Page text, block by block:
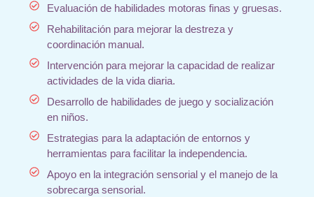
Evaluación de habilidades motoras finas y gruesas.
Rehabilitación para mejorar la destreza y
coordinación manual.
Intervención para mejorar la capacidad de realizar
actividades de la vida diaria.
Desarrollo de habilidades de juego y socialización
en niños.
Estrategias para la adaptación de entornos y
herramientas para facilitar la independencia.
Apoyo en la integración sensorial y el manejo de la
sobrecarga sensorial.